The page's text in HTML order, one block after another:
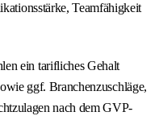
Teamfähigkeit
ein tarifliches Gehalt
ggf. Branchenzuschläge,
nach dem GVP-